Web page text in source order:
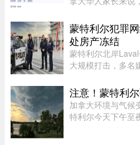
趁着孩子还小，请
陪陪爷爷奶奶，成
蒙特利尔犯罪
处房产冻结
蒙特利尔北岸
大规模打击，多名
万元，直接切断了
犯罪网络的能力。
注意！蒙特利
加拿大环境与气候
特利尔今天下午至